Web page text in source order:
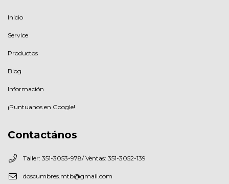
Inicio
Service
Productos
Blog
Información
¡Puntuanos en Google!
Contactános
Taller: 351-3053-978/ Ventas: 351-3052-139
doscumbres.mtb@gmail.com